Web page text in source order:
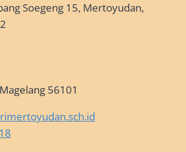
Soegeng 15, Mertoyudan,
56101